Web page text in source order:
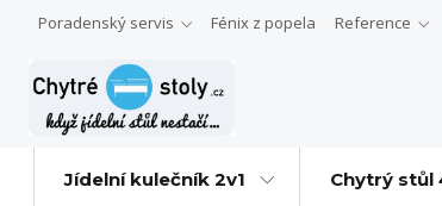
Poradenský servis Fénix z popela Reference
Jídelní kulečník 2v1 Chytrý stůl